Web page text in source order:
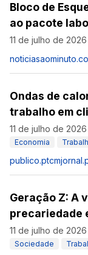
Bloco de
ao pacote
11 de julho de
Ondas de
trabalho em
11 de julho de 2026
Economia
publico.pt
Geração Z: A
precariedade
11 de julho de 2026
Sociedade